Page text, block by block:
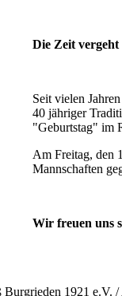
Die Zeit vergeht
Seit vielen
40 jähriger
"Geburtstag" im
Am Freitag, den
Mannschaften
Wir freuen uns
1921 e.V. /